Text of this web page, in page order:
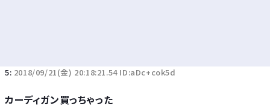
5: 2018/09/21(金) 20:18:21.54 ID:aDc+cok5d
カーディガン買っちゃった